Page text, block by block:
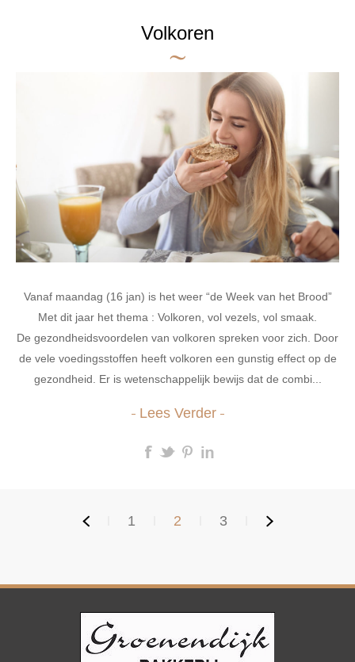
Volkoren
Vanaf maandag (16 jan) is het weer “de Week van het Brood”
Met dit jaar het thema : Volkoren, vol vezels, vol smaak.
De gezondheidsvoordelen van volkoren spreken voor zich. Door
de vele voedingsstoffen heeft volkoren een gunstig effect op de
gezondheid. Er is wetenschappelijk bewijs dat de combi...
Lees Verder
1 2 3